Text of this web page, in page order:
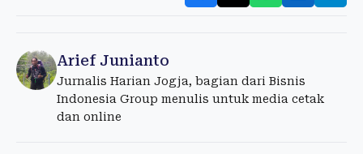
Arief Junianto
Jurnalis Harian Jogja, bagian dari Bisnis
Indonesia Group menulis untuk media cetak
dan online